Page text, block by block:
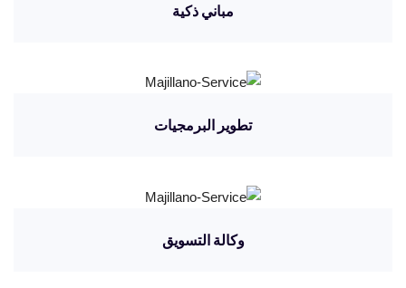
مباني ذكية
تطوير البرمجيات
وكالة التسويق